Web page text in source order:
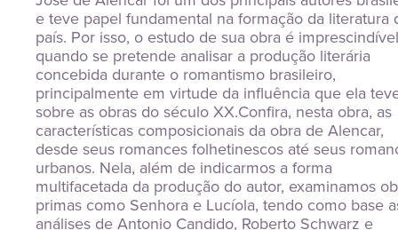
e teve papel fundamental na formação da literatura
país. Por isso, o estudo de sua obra é imprescindível
quando se pretende analisar a produção literária
concebida durante o romantismo brasileiro,
principalmente em virtude da influência que ela
sobre as obras do século XX.Confira, nesta obra, as
características composicionais da obra de Alencar,
desde seus romances folhetinescos até seus
urbanos. Nela, além de indicarmos a forma
multifacetada da produção do autor, examinamos
primas como Senhora e Lucíola, tendo como base
análises de Antonio Candido, Roberto Schwarz e